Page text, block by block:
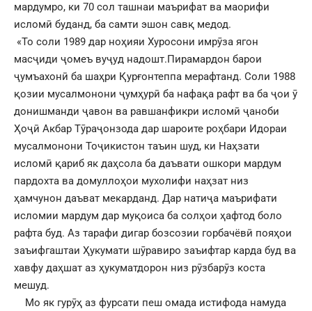
мардумро, ки 70 сол ташнаи маърифат ва маорифи
исломӣ буданд, ба самти эшон савқ медод.
«То соли 1989 дар ноҳияи Хуросони имрӯза ягон
масҷиди ҷомеъ вуҷуд надошт.Пирамардон барои
ҷумъахонӣ ба шаҳри Қурғонтеппа мерафтанд. Соли 1988
қозии мусалмонони ҷумҳурӣ ба нафақа рафт ва ба ҷои ӯ
донишманди ҷавон ва равшанфикри исломӣ ҷаноби
Ҳоҷӣ Акбар Тӯраҷонзода дар шароите роҳбари Идораи
мусалмонони Тоҷикистон таъин шуд, ки Наҳзати
исломӣ қариб як даҳсола ба даъвати ошкори мардум
пардохта ва домуллоҳои мухолифи наҳзат низ
ҳамчунон даъват мекарданд. Дар натиҷа маърифати
исломии мардум дар муқоиса ба солҳои ҳафтод боло
рафта буд. Аз тарафи дигар бозсозии горбачёвӣ пояҳои
заъифгаштаи Ҳукумати шӯравиро заъифтар карда буд ва
хавфу даҳшат аз ҳукуматдорон низ рӯзбарӯз коста
мешуд.
Мо як гурӯҳ аз фурсати пеш омада истифода намуда